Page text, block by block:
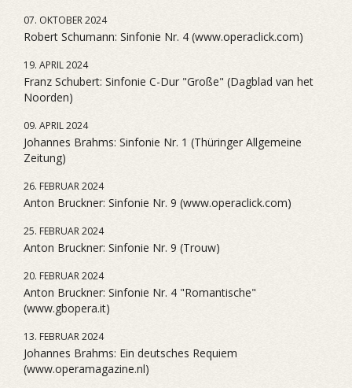
07. OKTOBER 2024
Robert Schumann: Sinfonie Nr. 4 (www.operaclick.com)
19. APRIL 2024
Franz Schubert: Sinfonie C-Dur "Große" (Dagblad van het
Noorden)
09. APRIL 2024
Johannes Brahms: Sinfonie Nr. 1 (Thüringer Allgemeine
Zeitung)
26. FEBRUAR 2024
Anton Bruckner: Sinfonie Nr. 9 (www.operaclick.com)
25. FEBRUAR 2024
Anton Bruckner: Sinfonie Nr. 9 (Trouw)
20. FEBRUAR 2024
Anton Bruckner: Sinfonie Nr. 4 "Romantische"
(www.gbopera.it)
13. FEBRUAR 2024
Johannes Brahms: Ein deutsches Requiem
(www.operamagazine.nl)